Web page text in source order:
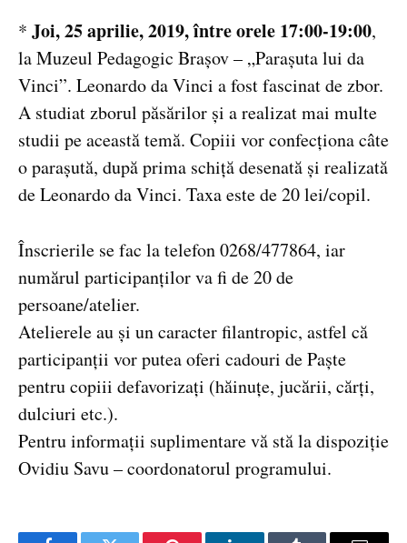
* Joi, 25 aprilie, 2019, între orele 17:00-19:00,
la Muzeul Pedagogic Brașov – „Parașuta lui da
Vinci”. Leonardo da Vinci a fost fascinat de zbor.
A studiat zborul păsărilor și a realizat mai multe
studii pe această temă. Copiii vor confecționa câte
o parașută, după prima schiță desenată și realizată
de Leonardo da Vinci. Taxa este de 20 lei/copil.
Înscrierile se fac la telefon 0268/477864, iar
numărul participanților va fi de 20 de
persoane/atelier.
Atelierele au și un caracter filantropic, astfel că
participanții vor putea oferi cadouri de Paște
pentru copiii defavorizați (hăinuțe, jucării, cărți,
dulciuri etc.).
Pentru informații suplimentare vă stă la dispoziție
Ovidiu Savu – coordonatorul programului.